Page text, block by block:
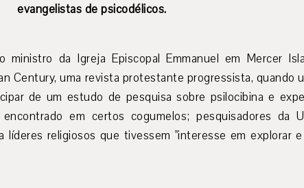
evangelistas de psicodélicos.
da Igreja Episcopal Emmanuel em Mercer
Century, uma revista protestante progressista, quando
de um estudo de pesquisa sobre psilocibina e
em certos cogumelos; pesquisadores da
líderes religiosos que tivessem "interesse em explorar